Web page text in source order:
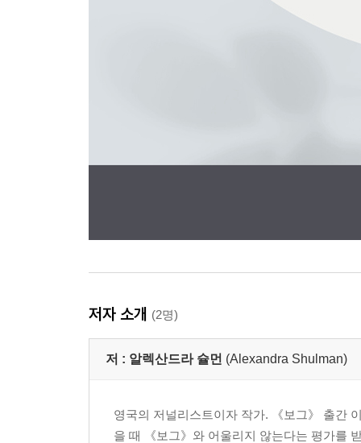
저자 소개 (2명)
저 : 알렉산드라 슐먼 (Alexandra Shulman)
영국의 저널리스트이자 작가. 《보그》 출간
을 때 《보그》와 어울리지 않는다는 평가를